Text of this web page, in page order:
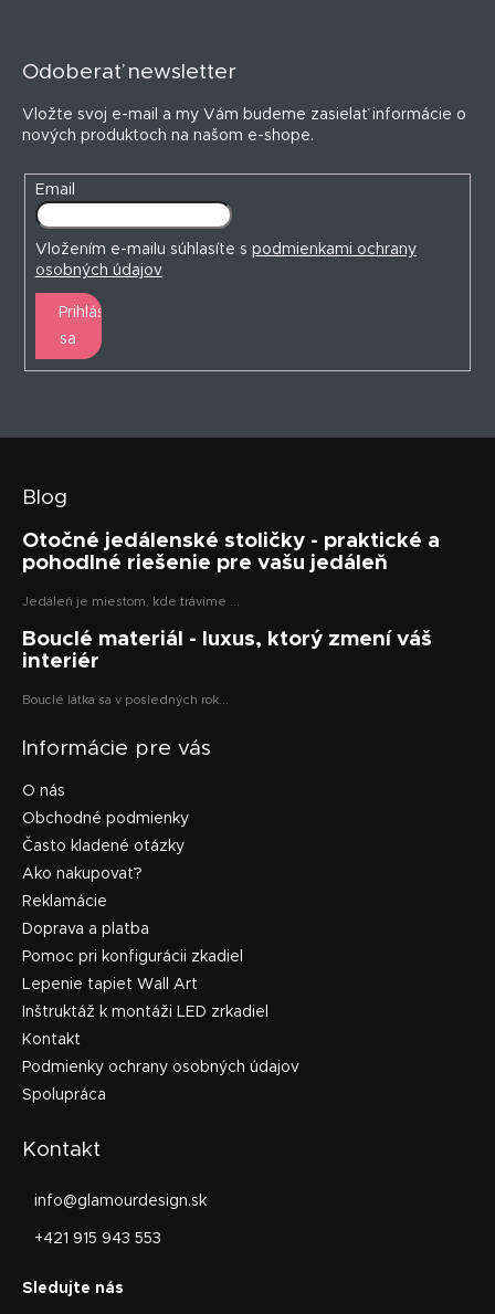
Odoberať newsletter
Vložte svoj e-mail a my Vám budeme zasielať informácie o
nových produktoch na našom e-shope.
Email
Vložením e-mailu súhlasíte s podmienkami ochrany
osobných údajov
Prihlásiť
sa
Blog
Otočné jedálenské stoličky - praktické a
pohodlné riešenie pre vašu jedáleň
Jedáleň je miestom, kde trávime ...
Bouclé materiál - luxus, ktorý zmení váš
interiér
Bouclé látka sa v posledných rok...
Informácie pre vás
O nás
Obchodné podmienky
Často kladené otázky
Ako nakupovať?
Reklamácie
Doprava a platba
Pomoc pri konfigurácii zkadiel
Lepenie tapiet Wall Art
Inštruktáž k montáži LED zrkadiel
Kontakt
Podmienky ochrany osobných údajov
Spolupráca
Kontakt
info@glamourdesign.sk
+421 915 943 553